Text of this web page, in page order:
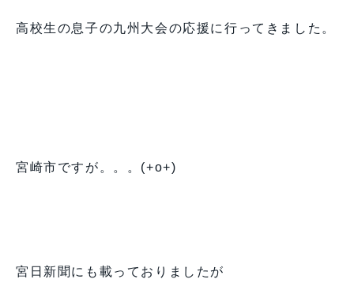
高校生の息子の九州大会の応援に行ってきました。
宮崎市ですが。。。(+o+)
宮日新聞にも載っておりましたが